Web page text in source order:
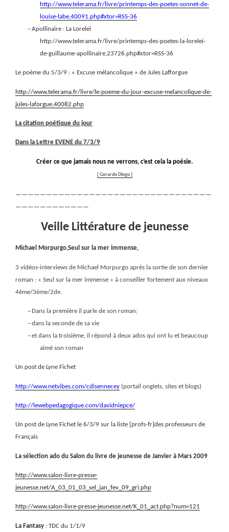
http://www.telerama.fr/livre/printemps-des-poetes-sonnet-de-
louise-labe,40091.php#xtor=RSS-36
–Apollinaire : La Lorelei
http://www.telerama.fr/livre/printemps-des-poetes-la-lorelei-
de-guillaume-apollinaire,23726.php#xtor=RSS-36
Le poème du 5/3/9 : « Excuse mélancolique » de Jules Lafforgue
http://www.telerama.fr/livre/le-poeme-du-jour-excuse-melancolique-de-
jules-laforgue,40082.php
La citation poétique du jour
Dans la Lettre EVENE du 7/3/9
Créer ce que jamais nous ne verrons, c’est cela la poésie.
[ Gerardo Diego ]
————————————————————————————————
————————————
Veille Littérature de jeunesse
Michael Morpurgo,Seul sur la mer immense,
3 vidéos-interviews de Michael Morpurgo après la sortie de son dernier
roman : « Seul sur la mer immense » à conseiller fortement aux niveaux
4ème/3ème/2de.
–Dans la première il parle de son roman;
–dans la seconde de sa vie
–et dans la troisième, il répond à deux ados qui ont lu et beaucoup
aimé son roman
Un post de Lyne Fichet
http://www.netvibes.com/cdisennecey (portail onglets, sites et blogs)
http://lewebpedagogique.com/davidniepce/
Un post de Lyne Fichet le 6/3/9 sur la liste [profs-fr]des professeurs de
Français
La sélection ado du Salon du livre de jeunesse de Janvier à Mars 2009
http://www.salon-livre-presse-
jeunesse.net/A_03_01_03_sel_jan_fev_09_gri.php
http://www.salon-livre-presse-jeunesse.net/K_01_act.php?num=121
La Fantasy : TDC du 1/1/9